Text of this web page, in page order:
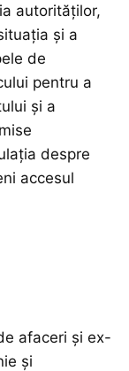
autorităților,
și a
de
pentru a
și a
despre
accesul
afaceri și ex-
și